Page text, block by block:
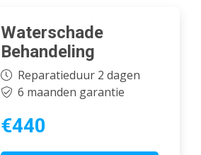
Waterschade
Behandeling
Reparatieduur 2 dagen
6 maanden garantie
€440